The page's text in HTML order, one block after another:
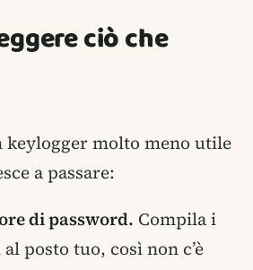
ciò che
keylogger molto meno utile
a passare:
di password. Compila i
posto tuo, così non c’è